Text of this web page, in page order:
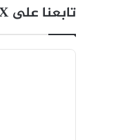
تابعنا على X (تويتر)